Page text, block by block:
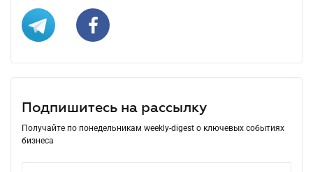
Подпишитесь на рассылку
Получайте по понедельникам weekly-digest о ключевых событиях
бизнеса